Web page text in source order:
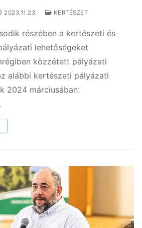
2023.11.23. KERTÉSZET
részében a kertészeti és
lehetőségeket
közzétett pályázati
alábbi kertészeti pályázati
2024 márciusában: